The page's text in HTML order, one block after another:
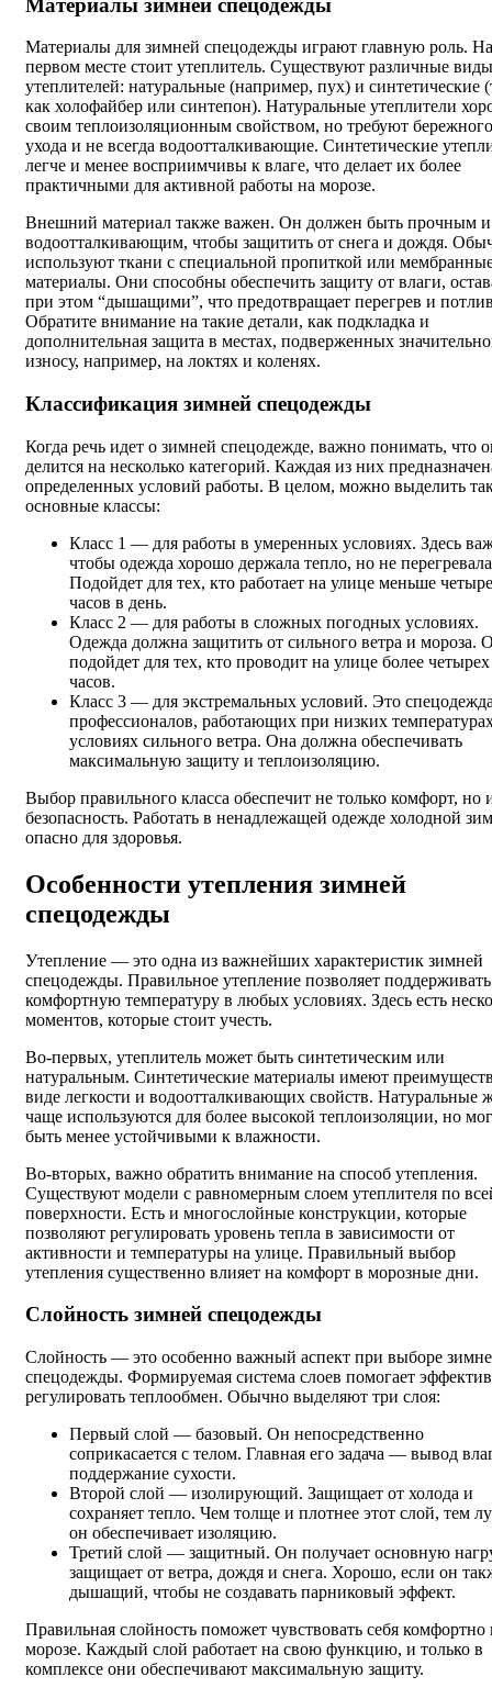
Материалы для зимней спецодежды играют главную роль. На
первом месте стоит утеплитель. Существуют различные виды
утеплителей: натуральные (например, пух) и синтетические
как холофайбер или синтепон). Натуральные утеплители
своим теплоизоляционным свойством, но требуют бережного
ухода и не всегда водоотталкивающие. Синтетические
легче и менее восприимчивы к влаге, что делает их более
практичными для активной работы на морозе.
Внешний материал также важен. Он должен быть прочным и
водоотталкивающим, чтобы защитить от снега и дождя.
используют ткани с специальной пропиткой или
материалы. Они способны обеспечить защиту от влаги,
при этом “дышащими”, что предотвращает перегрев и
Обратите внимание на такие детали, как подкладка и
дополнительная защита в местах, подверженных
износу, например, на локтях и коленях.
Классификация зимней спецодежды
Когда речь идет о зимней спецодежде, важно понимать, что
делится на несколько категорий. Каждая из них
определенных условий работы. В целом, можно выделить
основные классы:
Класс 1 — для работы в умеренных условиях. Здесь
чтобы одежда хорошо держала тепло, но не
Подойдет для тех, кто работает на улице меньше
часов в день.
Класс 2 — для работы в сложных погодных условиях.
Одежда должна защитить от сильного ветра и мороза.
подойдет для тех, кто проводит на улице более четырех
часов.
Класс 3 — для экстремальных условий. Это
профессионалов, работающих при низких
условиях сильного ветра. Она должна обеспечивать
максимальную защиту и теплоизоляцию.
Выбор правильного класса обеспечит не только комфорт, но
безопасность. Работать в ненадлежащей одежде холодной
опасно для здоровья.
Особенности утепления зимней
спецодежды
Утепление — это одна из важнейших характеристик зимней
спецодежды. Правильное утепление позволяет поддерживать
комфортную температуру в любых условиях. Здесь есть
моментов, которые стоит учесть.
Во-первых, утеплитель может быть синтетическим или
натуральным. Синтетические материалы имеют
виде легкости и водоотталкивающих свойств. Натуральные
чаще используются для более высокой теплоизоляции, но
быть менее устойчивыми к влажности.
Во-вторых, важно обратить внимание на способ утепления.
Существуют модели с равномерным слоем утеплителя по
поверхности. Есть и многослойные конструкции, которые
позволяют регулировать уровень тепла в зависимости от
активности и температуры на улице. Правильный выбор
утепления существенно влияет на комфорт в морозные дни.
Слойность зимней спецодежды
Слойность — это особенно важный аспект при выборе
спецодежды. Формируемая система слоев помогает
регулировать теплообмен. Обычно выделяют три слоя:
Первый слой — базовый. Он непосредственно
соприкасается с телом. Главная его задача — вывод
поддержание сухости.
Второй слой — изолирующий. Защищает от холода и
сохраняет тепло. Чем толще и плотнее этот слой, тем
он обеспечивает изоляцию.
Третий слой — защитный. Он получает основную
защищает от ветра, дождя и снега. Хорошо, если он
дышащий, чтобы не создавать парниковый эффект.
Правильная слойность поможет чувствовать себя комфортно
морозе. Каждый слой работает на свою функцию, и только в
комплексе они обеспечивают максимальную защиту.